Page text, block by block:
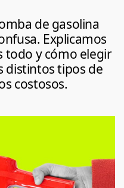
de gasolina
Explicamos
todo y cómo elegir
distintos tipos de
costosos.